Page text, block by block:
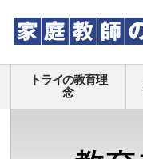
トライの教育理
念